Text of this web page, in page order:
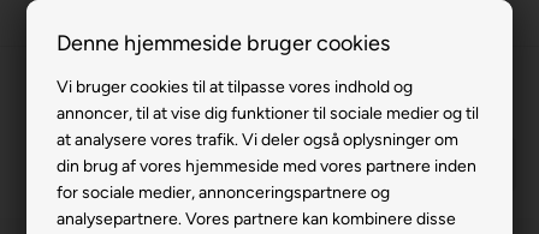
Denne hjemmeside bruger cookies
Vi bruger cookies til at tilpasse vores indhold og
annoncer, til at vise dig funktioner til sociale medier og til
at analysere vores trafik. Vi deler også oplysninger om
din brug af vores hjemmeside med vores partnere inden
for sociale medier, annonceringspartnere og
analysepartnere. Vores partnere kan kombinere disse
Gratis levering v. køb for 799,-
Service hos dig
3 års garanti